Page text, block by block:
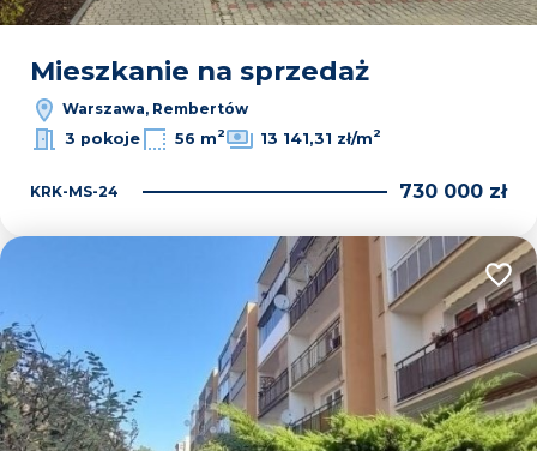
Mieszkanie na sprzedaż
Warszawa, Rembertów
3 pokoje
56 m2 13 141,31 zł/m2
KRK-MS-24 730 000 zł